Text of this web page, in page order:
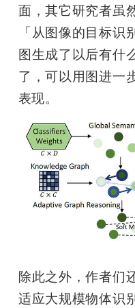
面，其它研究者虽
「从图像的目标
图生成了以后有什
了，可以用图进一
表现。
除此之外，作者们
适应大规模物体识